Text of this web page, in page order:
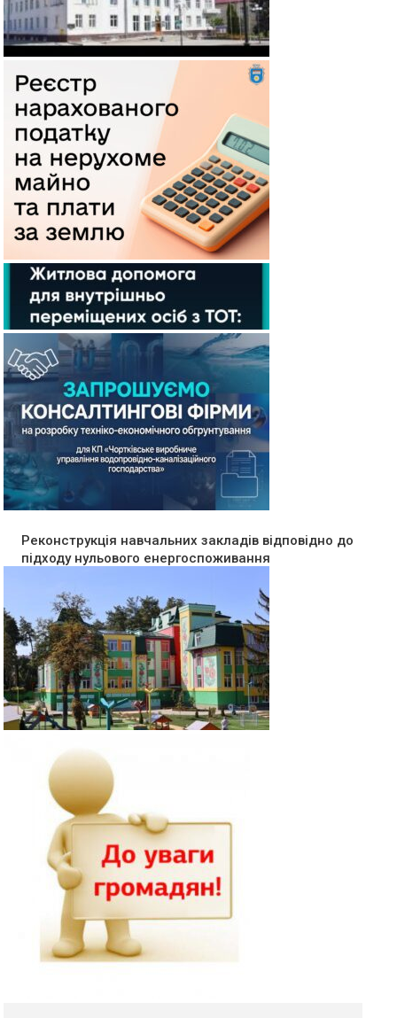
Реконструкція навчальних закладів відповідно до
підходу нульового енергоспоживання